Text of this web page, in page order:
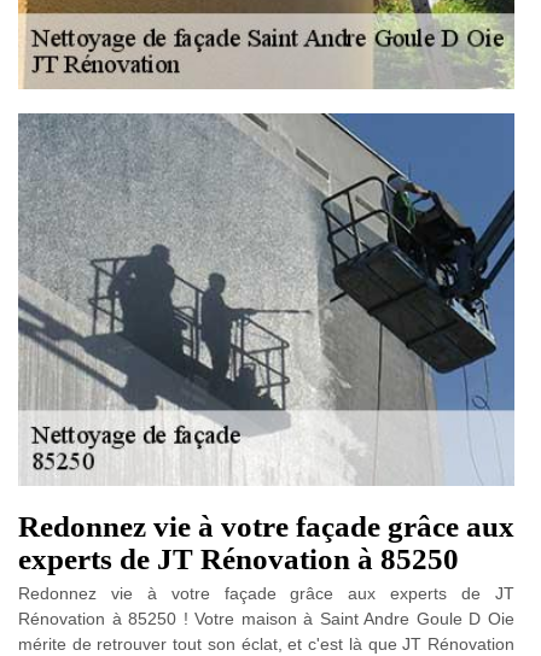
Redonnez vie à votre façade grâce aux
experts de JT Rénovation à 85250
Redonnez vie à votre façade grâce aux experts de JT
Rénovation à 85250 ! Votre maison à Saint Andre Goule D Oie
mérite de retrouver tout son éclat, et c'est là que JT Rénovation